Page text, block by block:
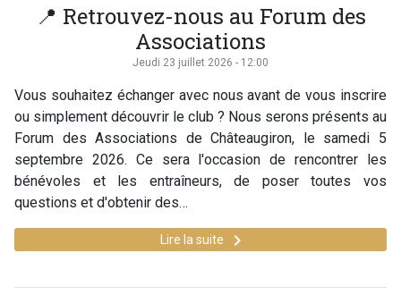
📍 Retrouvez-nous au Forum des
Associations
Jeudi 23 juillet 2026 - 12:00
Vous souhaitez échanger avec nous avant de vous inscrire
ou simplement découvrir le club ? Nous serons présents au
Forum des Associations de Châteaugiron, le samedi 5
septembre 2026. Ce sera l'occasion de rencontrer les
bénévoles et les entraîneurs, de poser toutes vos
questions et d'obtenir des…
Lire la suite keyboard_arrow_right